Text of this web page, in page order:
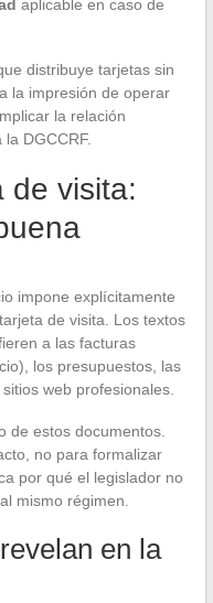
aplicable en caso de
distribuye tarjetas sin
la impresión de operar
la relación
DGCCRF.
de visita:
impone explícitamente
de visita. Los textos
a las facturas
los presupuestos, las
web profesionales.
de estos documentos.
no para formalizar
por qué el legislador no
mismo régimen.
en la